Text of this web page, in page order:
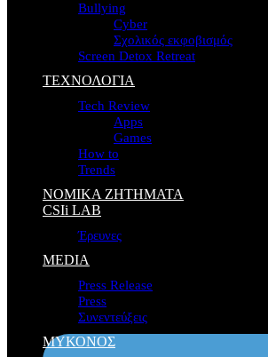
Bullying
Cyber
Σχολικός εκφοβισμός
Screen Detox Retreat
ΤΕΧΝΟΛΟΓΙΑ
Tech Review
Apps
Games
How to
Trends
ΝΟΜΙΚΑ ΖΗΤΗΜΑΤΑ
CSIi LAB
Έρευνες
MEDIA
Press Release
Press
Συνεντεύξεις
ΜΥΚΟΝΟΣ